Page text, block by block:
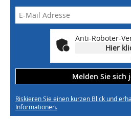
Anti-Roboter-
Hier
Melden Sie sich
Riskieren Sie einen kurzen Blick und
Informationen.